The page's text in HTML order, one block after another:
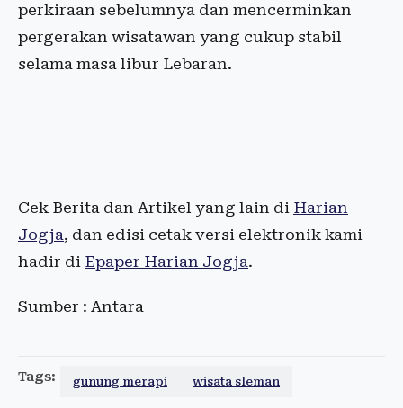
perkiraan sebelumnya dan mencerminkan
pergerakan wisatawan yang cukup stabil
selama masa libur Lebaran.
Cek Berita dan Artikel yang lain di Harian
Jogja, dan edisi cetak versi elektronik kami
hadir di Epaper Harian Jogja.
Sumber : Antara
Tags: gunung merapi wisata sleman